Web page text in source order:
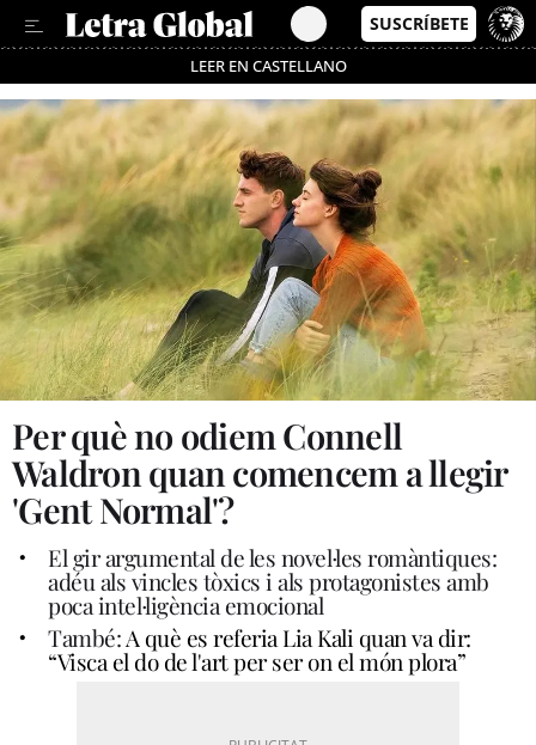
LEER EN CASTELLANO
Passa’t al mode estalvi
Per què no odiem Connell
Waldron quan comencem a llegir
'Gent Normal'?
El gir argumental de les novel·les romàntiques:
adéu als vincles tòxics i als protagonistes amb
poca intel·ligència emocional
També:A què es referia Lia Kali quan va dir:
“Visca el do de l'art per ser on el món plora”